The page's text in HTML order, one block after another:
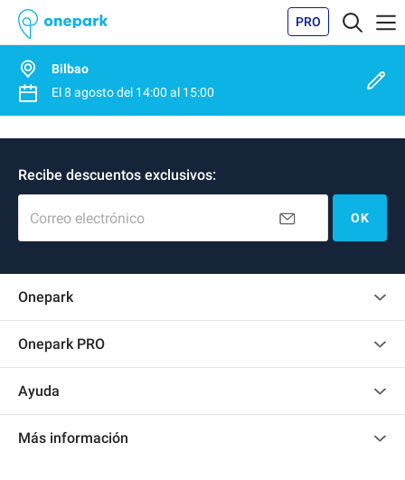
PRO
Bilbao
El8 agostodel 14:00 al 15:00
Recibe descuentos exclusivos:
Correo electrónico OK
Onepark
Onepark PRO
Convertirse en colaborador
Acceder a mi área de colaborador
Ayuda
Más información